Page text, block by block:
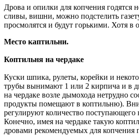
Дрова и опилки для копчения годятся
сливы, вишни, можно подстелить
просмолятся и будут горькими. Хотя в
Место каптильни.
Коптильня на чердаке
Куски шпика, рулеты, корейки и
трубы вынимают 1 или 2 кирпича и в
на чердаке возле дымохода нетрудно
продукты помещают в коптильню).
регулируют количество
Конечно, имея на чердаке такую
дровами рекомендуемых для копчения